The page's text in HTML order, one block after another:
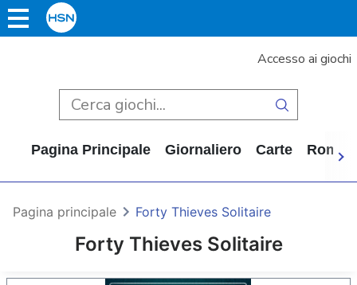
Accesso ai giochi
Pagina Principale Giornaliero Carte
Forty Thieves Solitaire
Pagina principale Forty Thieves Solitaire